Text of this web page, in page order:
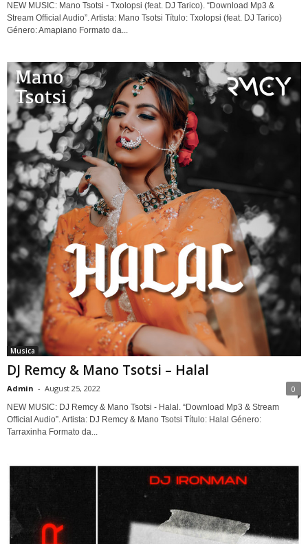
NEW MUSIC: Mano Tsotsi - Txolopsi (feat. DJ Tarico). “Download Mp3 &
Stream Official Audio”. Artista: Mano Tsotsi Título: Txolopsi (feat. DJ Tarico)
Género: Amapiano Formato da...
Musica
DJ Remcy & Mano Tsotsi – Halal
Admin - August 25, 2022 0
NEW MUSIC: DJ Remcy & Mano Tsotsi - Halal. “Download Mp3 & Stream
Official Audio”. Artista: DJ Remcy & Mano Tsotsi Título: Halal Género:
Tarraxinha Formato da...